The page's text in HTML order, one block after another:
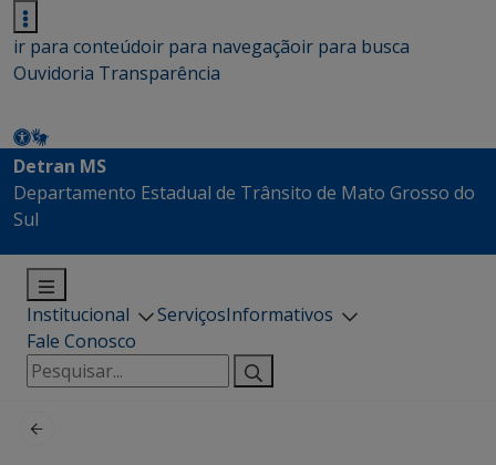
ir para conteúdoir para navegaçãoir para busca
Ouvidoria Transparência
Detran MS
Departamento Estadual de Trânsito de Mato Grosso do
Sul
Institucional ServiçosInformativos
Fale Conosco
Pesquisar
por: